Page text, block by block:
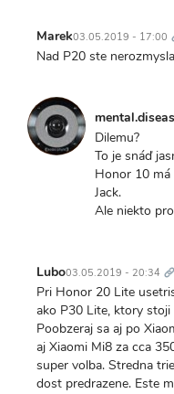
Marek03.05.2019 - 17:00
Nad P20 ste
Dilemu?
To je snáď
Honor 10
Jack.
Ale niekto
Lubo03.05.2019 - 20:34
Pri Honor 20 Lite
ako P30 Lite, ktory
Poobzeraj sa aj po
aj Xiaomi Mi8 za cca
super volba. Stredna
dost predrazene. Este